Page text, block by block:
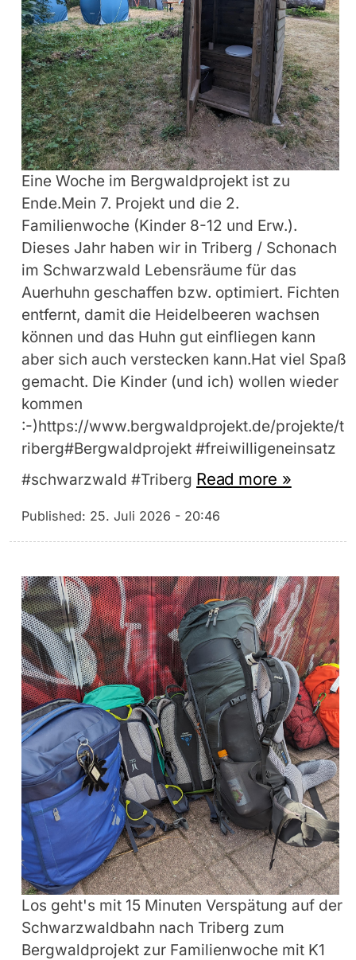
Eine Woche im Bergwaldprojekt ist zu
Ende.Mein 7. Projekt und die 2.
Familienwoche (Kinder 8-12 und Erw.).
Dieses Jahr haben wir in Triberg / Schonach
im Schwarzwald Lebensräume für das
Auerhuhn geschaffen bzw. optimiert. Fichten
entfernt, damit die Heidelbeeren wachsen
können und das Huhn gut einfliegen kann
aber sich auch verstecken kann.Hat viel Spaß
gemacht. Die Kinder (und ich) wollen wieder
kommen
:-)https://www.bergwaldprojekt.de/projekte/t
riberg#Bergwaldprojekt #freiwilligeneinsatz
#schwarzwald #Triberg Read more »
Published: 25. Juli 2026 - 20:46
Los geht's mit 15 Minuten Verspätung auf der
Schwarzwaldbahn nach Triberg zum
Bergwaldprojekt zur Familienwoche mit K1